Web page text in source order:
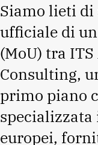
Siamo lieti
ufficiale di
(MoU) tra
Consulting,
primo piano
europei,